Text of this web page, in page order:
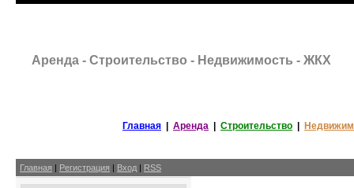
Аренда - Строительство - Недвижимость - ЖКХ
Главная Аренда Строительство
Главная Регистрация Вход RSS